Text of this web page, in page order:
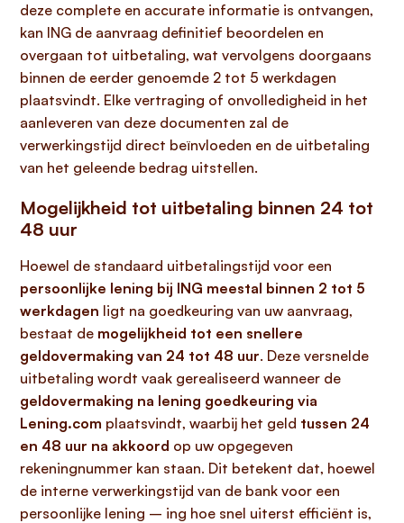
deze complete en accurate informatie is ontvangen,
kan ING de aanvraag definitief beoordelen en
overgaan tot uitbetaling, wat vervolgens doorgaans
binnen de eerder genoemde 2 tot 5 werkdagen
plaatsvindt. Elke vertraging of onvolledigheid in het
aanleveren van deze documenten zal de
verwerkingstijd direct beïnvloeden en de uitbetaling
van het geleende bedrag uitstellen.
Mogelijkheid tot uitbetaling binnen 24 tot
48 uur
Hoewel de standaard uitbetalingstijd voor een
persoonlijke lening bij ING meestal binnen 2 tot 5
werkdagen ligt na goedkeuring van uw aanvraag,
bestaat de mogelijkheid tot een snellere
geldovermaking van 24 tot 48 uur. Deze versnelde
uitbetaling wordt vaak gerealiseerd wanneer de
geldovermaking na lening goedkeuring via
Lening.com plaatsvindt, waarbij het geld tussen 24
en 48 uur na akkoord op uw opgegeven
rekeningnummer kan staan. Dit betekent dat, hoewel
de interne verwerkingstijd van de bank voor een
persoonlijke lening – ing hoe snel uiterst efficiënt is,